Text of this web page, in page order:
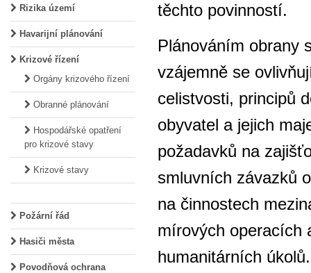
Rizika území
Havarijní plánování
Krizové řízení
Orgány krizového řízení
Obranné plánování
Hospodářské opatření
pro krizové stavy
Krizové stavy
Požární řád
Hasiči města
Povodňová ochrana
těchto povinností.
Plánováním obrany
vzájemně se
celistvosti, principů
obyvatel a jejich
požadavků na
smluvních závazků
na činnostech
mírových operacích
humanitárních